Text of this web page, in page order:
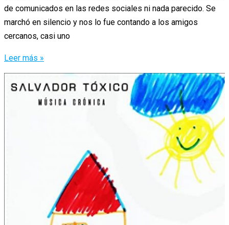
de comunicados en las redes sociales ni nada parecido. Se
marchó en silencio y nos lo fue contando a los amigos
cercanos, casi uno
«HOLI»
Un
regreso
Leer más »